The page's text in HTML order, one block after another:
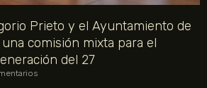
Prieto y el Ayuntamiento de
comisión mixta para el
del 27